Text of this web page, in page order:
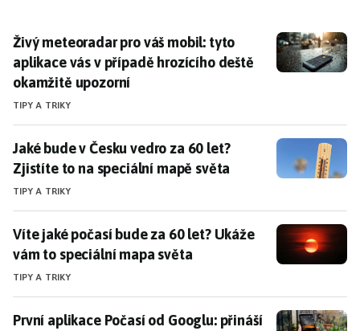
Živý meteoradar pro váš mobil: tyto aplikace vás v
Živý meteoradar pro váš mobil: tyto
aplikace vás v případě hrozícího deště
okamžitě upozorní
TIPY A TRIKY
Jaké bude v Česku vedro za 60 let? Zjistíte to na
Jaké bude v Česku vedro za 60 let?
Zjistíte to na speciální mapě světa
TIPY A TRIKY
Víte jaké počasí bude za 60 let? Ukáže vám to
Víte jaké počasí bude za 60 let? Ukáže
vám to speciální mapa světa
TIPY A TRIKY
První aplikace Počasí od Googlu: přináší nové
První aplikace Počasí od Googlu: přináší